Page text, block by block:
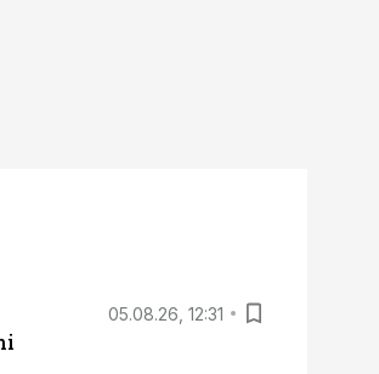
05.08.26, 12:31